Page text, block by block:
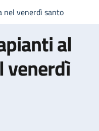
nel venerdì santo
al
venerdì